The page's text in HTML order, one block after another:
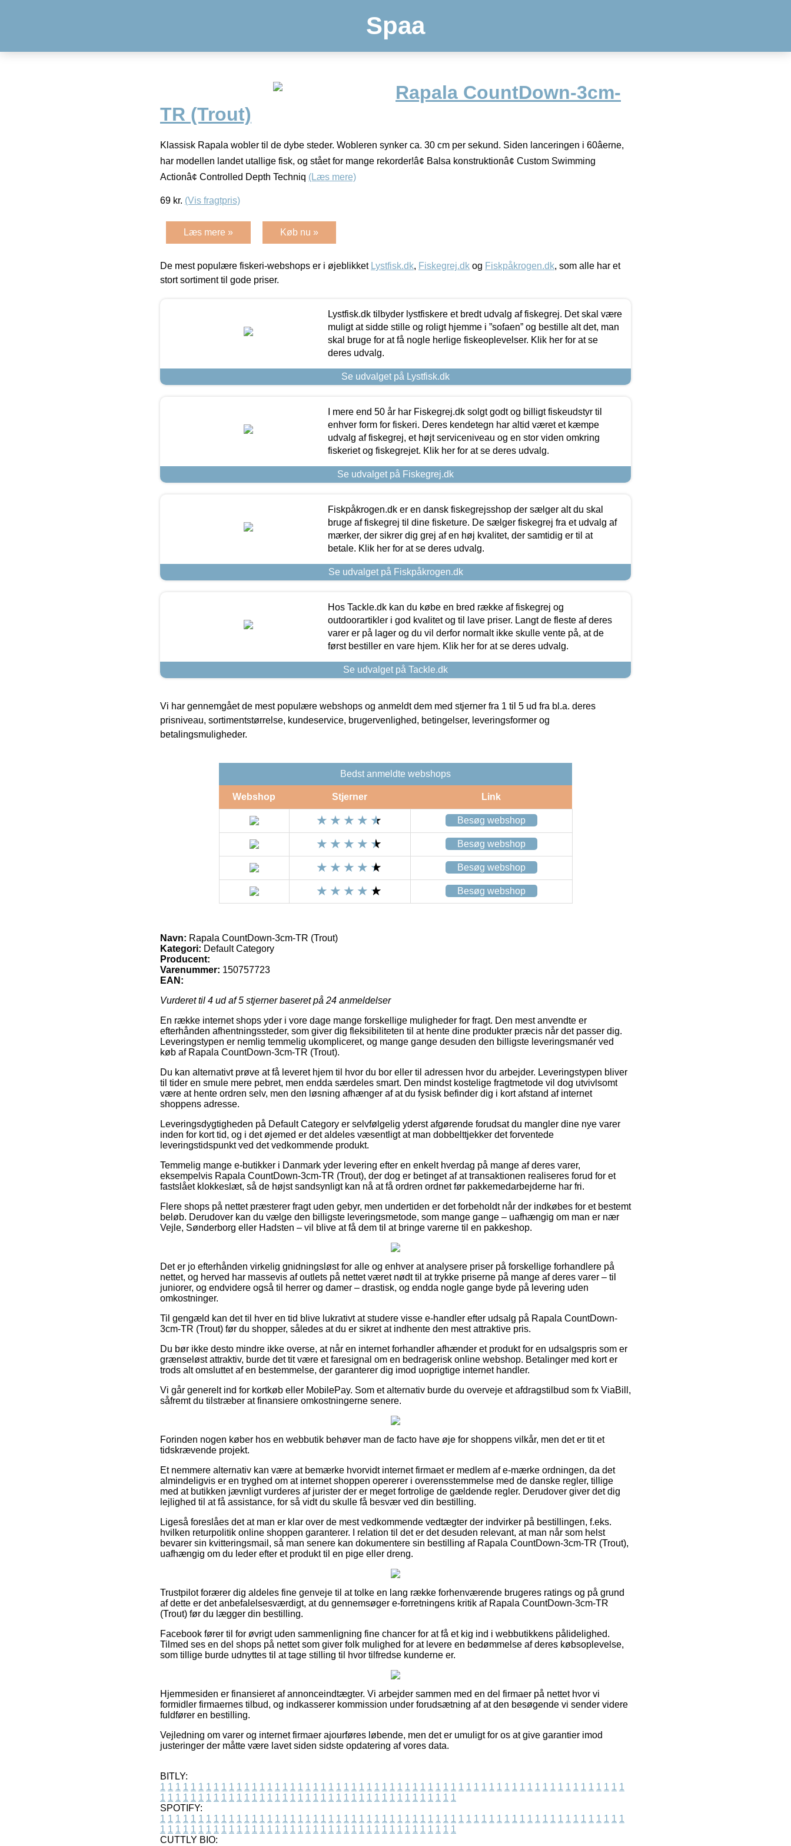
Spaa
Rapala CountDown-3cm-
TR (Trout)
Klassisk Rapala wobler til de dybe steder. Wobleren synker ca. 30 cm per sekund. Siden lanceringen i 60âerne,
har modellen landet utallige fisk, og stået for mange rekorder!â¢ Balsa konstruktionâ¢ Custom Swimming
Actionâ¢ Controlled Depth Techniq (Læs mere)
69 kr. (Vis fragtpris)
Læs mere » Køb nu »
De mest populære fiskeri-webshops er i øjeblikket Lystfisk.dk, Fiskegrej.dk og Fiskpåkrogen.dk, som alle har et
stort sortiment til gode priser.
Lystfisk.dk tilbyder lystfiskere et bredt udvalg af fiskegrej. Det skal være
muligt at sidde stille og roligt hjemme i ”sofaen” og bestille alt det, man
skal bruge for at få nogle herlige fiskeoplevelser. Klik her for at se
deres udvalg.
Se udvalget på Lystfisk.dk
I mere end 50 år har Fiskegrej.dk solgt godt og billigt fiskeudstyr til
enhver form for fiskeri. Deres kendetegn har altid været et kæmpe
udvalg af fiskegrej, et højt serviceniveau og en stor viden omkring
fiskeriet og fiskegrejet. Klik her for at se deres udvalg.
Se udvalget på Fiskegrej.dk
Fiskpåkrogen.dk er en dansk fiskegrejsshop der sælger alt du skal
bruge af fiskegrej til dine fisketure. De sælger fiskegrej fra et udvalg af
mærker, der sikrer dig grej af en høj kvalitet, der samtidig er til at
betale. Klik her for at se deres udvalg.
Se udvalget på Fiskpåkrogen.dk
Hos Tackle.dk kan du købe en bred række af fiskegrej og
outdoorartikler i god kvalitet og til lave priser. Langt de fleste af deres
varer er på lager og du vil derfor normalt ikke skulle vente på, at de
først bestiller en vare hjem. Klik her for at se deres udvalg.
Se udvalget på Tackle.dk
Vi har gennemgået de mest populære webshops og anmeldt dem med stjerner fra 1 til 5 ud fra bl.a. deres
prisniveau, sortimentstørrelse, kundeservice, brugervenlighed, betingelser, leveringsformer og
betalingsmuligheder.
Bedst anmeldte webshops
Webshop Stjerner Link
Besøg webshop
Besøg webshop
Besøg webshop
Besøg webshop
Navn: Rapala CountDown-3cm-TR (Trout)
Kategori: Default Category
Producent:
Varenummer: 150757723
EAN:
Vurderet til 4 ud af 5 stjerner baseret på 24 anmeldelser
En række internet shops yder i vore dage mange forskellige muligheder for fragt. Den mest anvendte er
efterhånden afhentningssteder, som giver dig fleksibiliteten til at hente dine produkter præcis når det passer dig.
Leveringstypen er nemlig temmelig ukompliceret, og mange gange desuden den billigste leveringsmanér ved
køb af Rapala CountDown-3cm-TR (Trout).
Du kan alternativt prøve at få leveret hjem til hvor du bor eller til adressen hvor du arbejder. Leveringstypen bliver
til tider en smule mere pebret, men endda særdeles smart. Den mindst kostelige fragtmetode vil dog utvivlsomt
være at hente ordren selv, men den løsning afhænger af at du fysisk befinder dig i kort afstand af internet
shoppens adresse.
Leveringsdygtigheden på Default Category er selvfølgelig yderst afgørende forudsat du mangler dine nye varer
inden for kort tid, og i det øjemed er det aldeles væsentligt at man dobbelttjekker det forventede
leveringstidspunkt ved det vedkommende produkt.
Temmelig mange e-butikker i Danmark yder levering efter en enkelt hverdag på mange af deres varer,
eksempelvis Rapala CountDown-3cm-TR (Trout), der dog er betinget af at transaktionen realiseres forud for et
fastslået klokkeslæt, så de højst sandsynligt kan nå at få ordren ordnet før pakkemedarbejderne har fri.
Flere shops på nettet præsterer fragt uden gebyr, men undertiden er det forbeholdt når der indkøbes for et bestemt
beløb. Derudover kan du vælge den billigste leveringsmetode, som mange gange – uafhængig om man er nær
Vejle, Sønderborg eller Hadsten – vil blive at få dem til at bringe varerne til en pakkeshop.
Det er jo efterhånden virkelig gnidningsløst for alle og enhver at analysere priser på forskellige forhandlere på
nettet, og herved har massevis af outlets på nettet været nødt til at trykke priserne på mange af deres varer – til
juniorer, og endvidere også til herrer og damer – drastisk, og endda nogle gange byde på levering uden
omkostninger.
Til gengæld kan det til hver en tid blive lukrativt at studere visse e-handler efter udsalg på Rapala CountDown-
3cm-TR (Trout) før du shopper, således at du er sikret at indhente den mest attraktive pris.
Du bør ikke desto mindre ikke overse, at når en internet forhandler afhænder et produkt for en udsalgspris som er
grænseløst attraktiv, burde det tit være et faresignal om en bedragerisk online webshop. Betalinger med kort er
trods alt omsluttet af en bestemmelse, der garanterer dig imod uoprigtige internet handler.
Vi går generelt ind for kortkøb eller MobilePay. Som et alternativ burde du overveje et afdragstilbud som fx ViaBill,
såfremt du tilstræber at finansiere omkostningerne senere.
Forinden nogen køber hos en webbutik behøver man de facto have øje for shoppens vilkår, men det er tit et
tidskrævende projekt.
Et nemmere alternativ kan være at bemærke hvorvidt internet firmaet er medlem af e-mærke ordningen, da det
almindeligvis er en tryghed om at internet shoppen opererer i overensstemmelse med de danske regler, tillige
med at butikken jævnligt vurderes af jurister der er meget fortrolige de gældende regler. Derudover giver det dig
lejlighed til at få assistance, for så vidt du skulle få besvær ved din bestilling.
Ligeså foreslåes det at man er klar over de mest vedkommende vedtægter der indvirker på bestillingen, f.eks.
hvilken returpolitik online shoppen garanterer. I relation til det er det desuden relevant, at man når som helst
bevarer sin kvitteringsmail, så man senere kan dokumentere sin bestilling af Rapala CountDown-3cm-TR (Trout),
uafhængig om du leder efter et produkt til en pige eller dreng.
Trustpilot forærer dig aldeles fine genveje til at tolke en lang række forhenværende brugeres ratings og på grund
af dette er det anbefalelsesværdigt, at du gennemsøger e-forretningens kritik af Rapala CountDown-3cm-TR
(Trout) før du lægger din bestilling.
Facebook fører til for øvrigt uden sammenligning fine chancer for at få et kig ind i webbutikkens pålidelighed.
Tilmed ses en del shops på nettet som giver folk mulighed for at levere en bedømmelse af deres købsoplevelse,
som tillige burde udnyttes til at tage stilling til hvor tilfredse kunderne er.
Hjemmesiden er finansieret af annonceindtægter. Vi arbejder sammen med en del firmaer på nettet hvor vi
formidler firmaernes tilbud, og indkasserer kommission under forudsætning af at den besøgende vi sender videre
fuldfører en bestilling.
Vejledning om varer og internet firmaer ajourføres løbende, men det er umuligt for os at give garantier imod
justeringer der måtte være lavet siden sidste opdatering af vores data.
BITLY:
1 1 1 1 1 1 1 1 1 1 1 1 1 1 1 1 1 1 1 1 1 1 1 1 1 1 1 1 1 1 1 1 1 1 1 1 1 1 1 1 1 1 1 1 1 1 1 1 1 1 1 1 1 1 1 1 1 1 1 1 1
1 1 1 1 1 1 1 1 1 1 1 1 1 1 1 1 1 1 1 1 1 1 1 1 1 1 1 1 1 1 1 1 1 1 1 1 1 1 1
SPOTIFY:
1 1 1 1 1 1 1 1 1 1 1 1 1 1 1 1 1 1 1 1 1 1 1 1 1 1 1 1 1 1 1 1 1 1 1 1 1 1 1 1 1 1 1 1 1 1 1 1 1 1 1 1 1 1 1 1 1 1 1 1 1
1 1 1 1 1 1 1 1 1 1 1 1 1 1 1 1 1 1 1 1 1 1 1 1 1 1 1 1 1 1 1 1 1 1 1 1 1 1 1
CUTTLY BIO: